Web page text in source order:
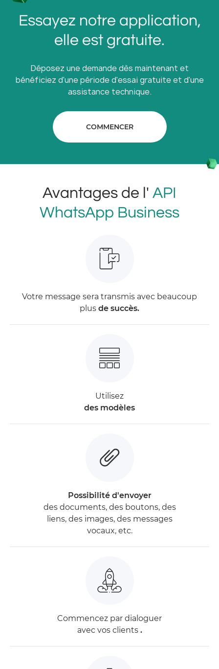
Essayez notre application,
elle est gratuite.
Déposez une demande dès maintenant et
bénéficiez d'une période d'essai gratuite et d'une
assistance technique.
COMMENCER
Avantages de l' API
WhatsApp Business
Votre message sera transmis avec beaucoup
plus de succès.
Utilisez
des modèles
Possibilité d'envoyer
des documents, des boutons, des
liens, des images, des messages
vocaux, etc.
Commencez par dialoguer
avec vos clients .